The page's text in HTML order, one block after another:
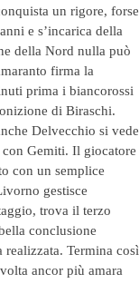
un rigore, forse
e s’incarica della
della Nord nulla può
firma la
prima i biancorossi
di Biraschi.
Delvecchio si vede
con Gemiti. Il giocatore
con un semplice
gestisce
trova il terzo
conclusione
Termina così
ancor più amara